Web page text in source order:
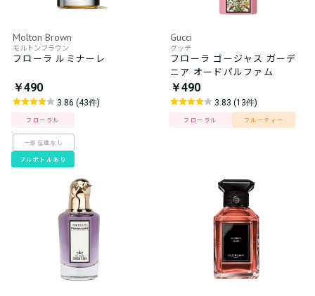
Molton Brown
モルトンブラウン
フローラ ルミナーレ
￥490
3.86 (43件)
フローラル
一部在庫なし
フルボトルあり
Gucci
グッチ
フローラ ゴージャス ガーデ
ニア オードパルファム
￥490
3.83 (13件)
フローラル フルーティー